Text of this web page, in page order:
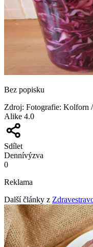
Bez popisku
Zdroj: Fotografie: Kolforn
Alike 4.0
Sdílet
Dennívýzva
0
Reklama
Další články z